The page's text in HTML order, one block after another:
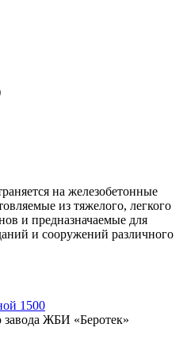
на железобетонные
из тяжелого, легкого
и предназначаемые для
и сооружений различного
1500
завода ЖБИ «Беротек»